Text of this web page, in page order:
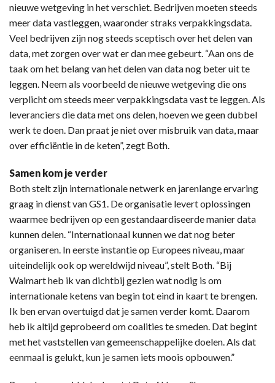
nieuwe wetgeving in het verschiet. Bedrijven moeten steeds
meer data vastleggen, waaronder straks verpakkingsdata.
Veel bedrijven zijn nog steeds sceptisch over het delen van
data, met zorgen over wat er dan mee gebeurt. “Aan ons de
taak om het belang van het delen van data nog beter uit te
leggen. Neem als voorbeeld de nieuwe wetgeving die ons
verplicht om steeds meer verpakkingsdata vast te leggen. Als
leveranciers die data met ons delen, hoeven we geen dubbel
werk te doen. Dan praat je niet over misbruik van data, maar
over efficiëntie in de keten”, zegt Both.
Samen kom je verder
Both stelt zijn internationale netwerk en jarenlange ervaring
graag in dienst van GS1. De organisatie levert oplossingen
waarmee bedrijven op een gestandaardiseerde manier data
kunnen delen. “Internationaal kunnen we dat nog beter
organiseren. In eerste instantie op Europees niveau, maar
uiteindelijk ook op wereldwijd niveau”, stelt Both. “Bij
Walmart heb ik van dichtbij gezien wat nodig is om
internationale ketens van begin tot eind in kaart te brengen.
Ik ben ervan overtuigd dat je samen verder komt. Daarom
heb ik altijd geprobeerd om coalities te smeden. Dat begint
met het vaststellen van gemeenschappelijke doelen. Als dat
eenmaal is gelukt, kun je samen iets moois opbouwen.”